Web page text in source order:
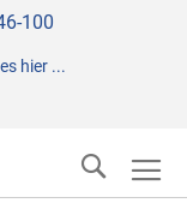
100
hier ...
Suche